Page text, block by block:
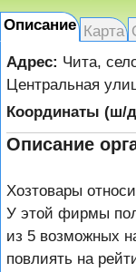
Описание Карта
Адрес: Чита,
Центральная
Координаты (ш/
Описание
Хозтовары
У этой фирмы
из 5 возможных
повлиять на